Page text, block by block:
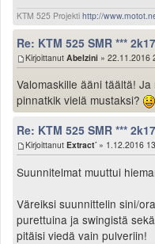
KTM 525 Projekti http://
Re: KTM 525 SMR ***
Kirjoittanut Abelzini » 22.11.2016
Valomaskille ääni täältä!
pinnatkik vielä mustaksi?
Re: KTM 525 SMR ***
Kirjoittanut Extract´» 1.12.2016
Suunnitelmat muuttui
Väreiksi suunnittelin sini/
purettuina ja swingistä
pitäisi viedä vain pulveriin!